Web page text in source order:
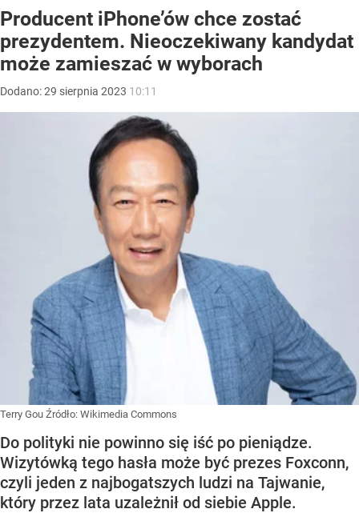
Producent iPhone’ów chce zostać
prezydentem. Nieoczekiwany kandydat
może zamieszać w wyborach
Dodano:29 sierpnia 2023 10:11
Terry Gou Źródło: Wikimedia Commons
Do polityki nie powinno się iść po pieniądze.
Wizytówką tego hasła może być prezes Foxconn,
czyli jeden z najbogatszych ludzi na Tajwanie,
który przez lata uzależnił od siebie Apple.